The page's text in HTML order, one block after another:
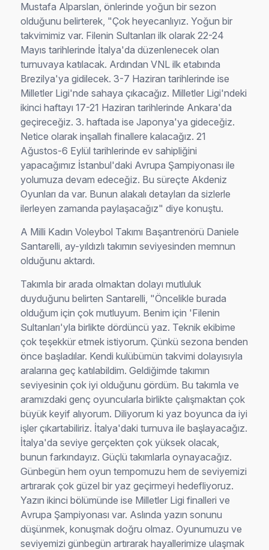
Mustafa Alparslan, önlerinde yoğun bir sezon
olduğunu belirterek, "Çok heyecanlıyız. Yoğun bir
takvimimiz var. Filenin Sultanları ilk olarak 22-24
Mayıs tarihlerinde İtalya'da düzenlenecek olan
turnuvaya katılacak. Ardından VNL ilk etabında
Brezilya'ya gidilecek. 3-7 Haziran tarihlerinde ise
Milletler Ligi'nde sahaya çıkacağız. Milletler Ligi'ndeki
ikinci haftayı 17-21 Haziran tarihlerinde Ankara'da
geçireceğiz. 3. haftada ise Japonya'ya gideceğiz.
Netice olarak inşallah finallere kalacağız. 21
Ağustos-6 Eylül tarihlerinde ev sahipliğini
yapacağımız İstanbul'daki Avrupa Şampiyonası ile
yolumuza devam edeceğiz. Bu süreçte Akdeniz
Oyunları da var. Bunun alakalı detayları da sizlerle
ilerleyen zamanda paylaşacağız" diye konuştu.
A Milli Kadın Voleybol Takımı Başantrenörü Daniele
Santarelli, ay-yıldızlı takımın seviyesinden memnun
olduğunu aktardı.
Takımla bir arada olmaktan dolayı mutluluk
duyduğunu belirten Santarelli, "Öncelikle burada
olduğum için çok mutluyum. Benim için 'Filenin
Sultanları'yla birlikte dördüncü yaz. Teknik ekibime
çok teşekkür etmek istiyorum. Çünkü sezona benden
önce başladılar. Kendi kulübümün takvimi dolayısıyla
aralarına geç katılabildim. Geldiğimde takımın
seviyesinin çok iyi olduğunu gördüm. Bu takımla ve
aramızdaki genç oyuncularla birlikte çalışmaktan çok
büyük keyif alıyorum. Diliyorum ki yaz boyunca da iyi
işler çıkartabiliriz. İtalya'daki turnuva ile başlayacağız.
İtalya'da seviye gerçekten çok yüksek olacak,
bunun farkındayız. Güçlü takımlarla oynayacağız.
Günbegün hem oyun tempomuzu hem de seviyemizi
artırarak çok güzel bir yaz geçirmeyi hedefliyoruz.
Yazın ikinci bölümünde ise Milletler Ligi finalleri ve
Avrupa Şampiyonası var. Aslında yazın sonunu
düşünmek, konuşmak doğru olmaz. Oyunumuzu ve
seviyemizi günbegün artırarak hayallerimize ulaşmak